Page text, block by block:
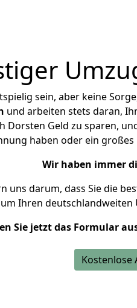
sein, aber keine
und arbeiten stets daran,
Geld zu sparen,
haben oder ein
Wir haben immer
uns darum, dass Sie die
Ihren deutschlandweiten
Sie jetzt das Formular
Kostenlose